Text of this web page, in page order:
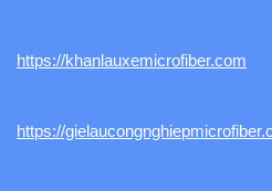
https://khanlauxemicrofiber.com
https://